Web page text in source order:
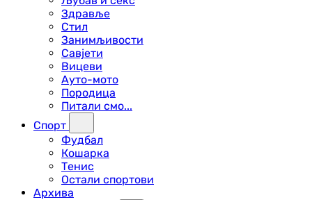
Здравље
Стил
Занимљивости
Савјети
Вицеви
Ауто-мото
Породица
Питали смо...
Спорт
Фудбал
Кошарка
Тенис
Остали спортови
Архива